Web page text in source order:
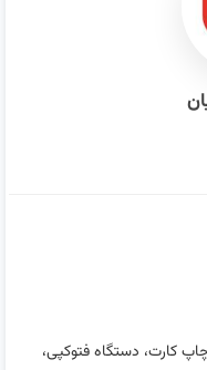
چاپ کارت، دستگاه فتوکپی،